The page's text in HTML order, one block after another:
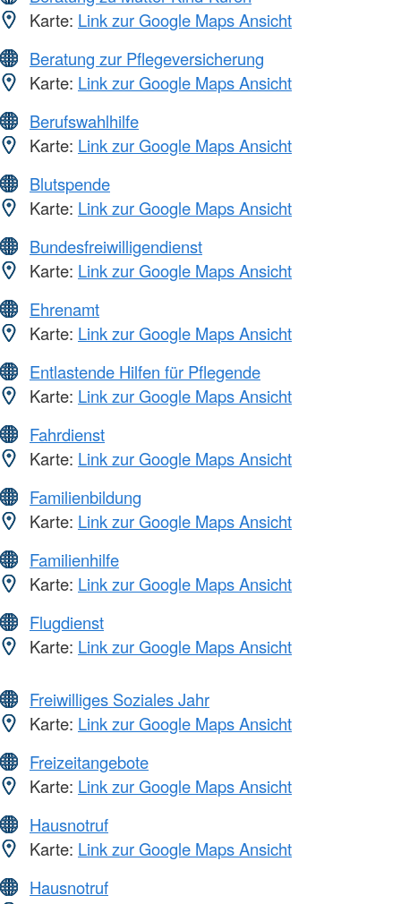
Karte: Link zur Google Maps Ansicht
Beratung zur Pflegeversicherung
Karte: Link zur Google Maps Ansicht
Berufswahlhilfe
Karte: Link zur Google Maps Ansicht
Blutspende
Karte: Link zur Google Maps Ansicht
Bundesfreiwilligendienst
Karte: Link zur Google Maps Ansicht
Ehrenamt
Karte: Link zur Google Maps Ansicht
Entlastende Hilfen für Pflegende
Karte: Link zur Google Maps Ansicht
Fahrdienst
Karte: Link zur Google Maps Ansicht
Familienbildung
Karte: Link zur Google Maps Ansicht
Familienhilfe
Karte: Link zur Google Maps Ansicht
Flugdienst
Karte: Link zur Google Maps Ansicht
Freiwilliges Soziales Jahr
Karte: Link zur Google Maps Ansicht
Freizeitangebote
Karte: Link zur Google Maps Ansicht
Hausnotruf
Karte: Link zur Google Maps Ansicht
Hausnotruf